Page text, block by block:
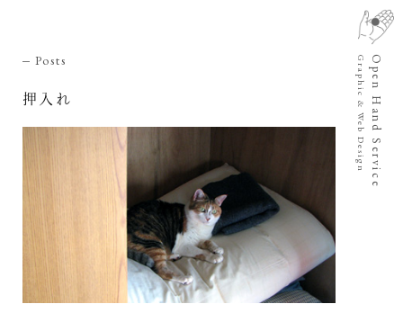
Open Hand Service
Graphic & Web Design
Posts
押入れ